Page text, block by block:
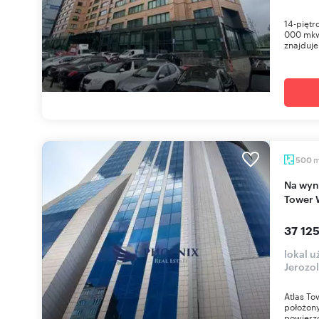
14-
000
500
Na wynajem nowoczesny lokal 400 m² w Atlas
Tower
37
lokal
Atlas